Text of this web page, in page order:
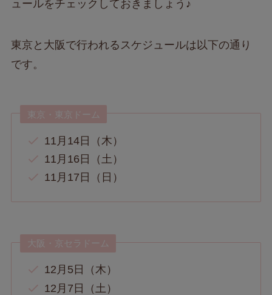
ュールをチェックしておきましょう♪
東京と大阪で行われるスケジュールは以下の通り
です。
東京・東京ドーム
11月14日（木）
11月16日（土）
11月17日（日）
大阪・京セラドーム
12月5日（木）
12月7日（土）